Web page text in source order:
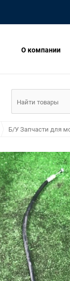
О компании
Б/У Запчасти для